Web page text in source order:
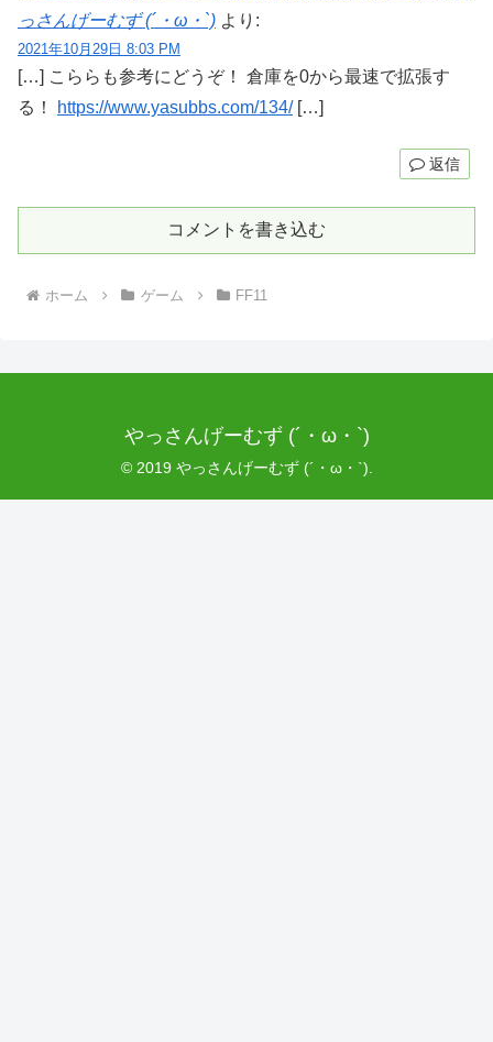
っさんげーむず (´・ω・`) より:
2021年10月29日 8:03 PM
[…] こららも参考にどうぞ！ 倉庫を0から最速で拡張す
る！
https://www.yasubbs.com/134/[…]
返信
コメントを書き込む
ホーム ゲーム FF11
やっさんげーむず (´・ω・`)
© 2019 やっさんげーむず (´・ω・`).